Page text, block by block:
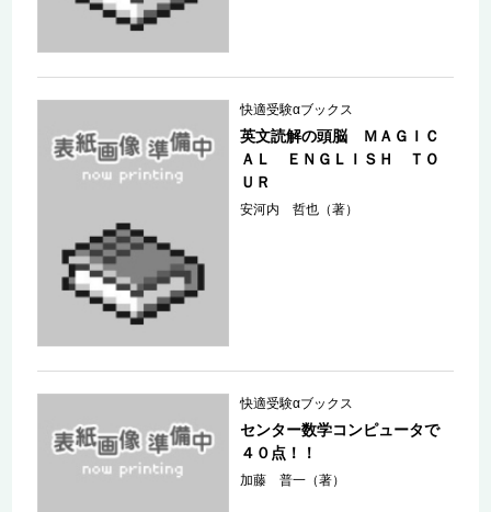
快適受験αブックス
英文読解の頭脳 ＭＡＧＩＣ
ＡＬ ＥＮＧＬＩＳＨ ＴＯ
ＵＲ
安河内 哲也（著）
快適受験αブックス
センター数学コンピュータで
４０点！！
加藤 普一（著）